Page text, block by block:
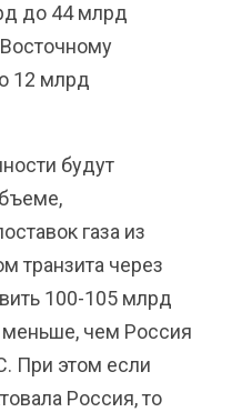
до 44 млрд
12 млрд
будут
газа из
транзита через
100-105 млрд
чем Россия
При этом если
Россия, то